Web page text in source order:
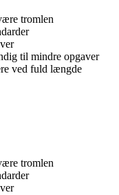
tromlen
til mindre opgaver
ved fuld længde
tromlen